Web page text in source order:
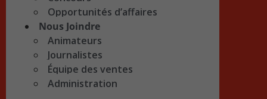
Opportunités d’affaires
Nous Joindre
Animateurs
Journalistes
Équipe des ventes
Administration